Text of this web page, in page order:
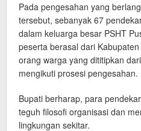
Pada pengesahan yang
tersebut, sebanyak 67
dalam keluarga besar PSHT
peserta berasal dari
orang warga yang dititipkan
mengikuti prosesi pengesahan.
Bupati berharap, para
teguh filosofi organisasi dan
lingkungan sekitar.